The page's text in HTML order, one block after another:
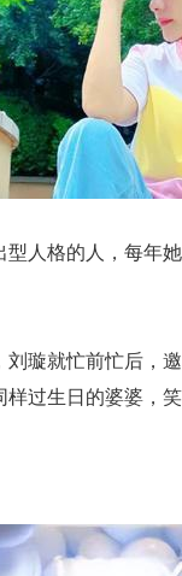
格的人，每年
就忙前忙后，
过生日的婆婆，